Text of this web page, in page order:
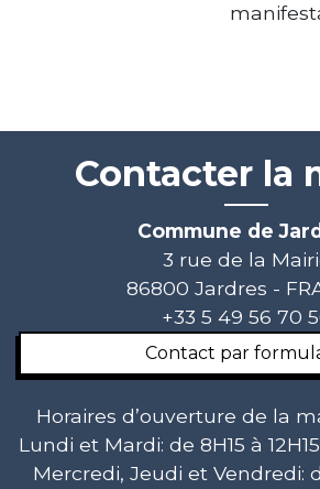
Contacter la
Commune de
3 rue de la
86800 Jardres -
+33 5 49 56 70
Contact par
Horaires d’ouverture de la
Lundi et Mardi: de 8H15 à
Mercredi, Jeudi et Vendredi: